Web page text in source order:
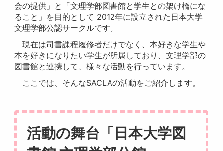
会の提供」と「文理学部図書館と学生との架け橋にな
ること」を目的として 2012年に設立された日本大学
文理学部公認サークルです。
現在は司書課程履修者だけでなく、本好きな学生や
本を好きになりたい学生が所属しており、文理学部の
図書館と連携して、様々な活動を行っています。
ここでは、そんなSACLAの活動をご紹介します。
活動の舞台「日本大学図